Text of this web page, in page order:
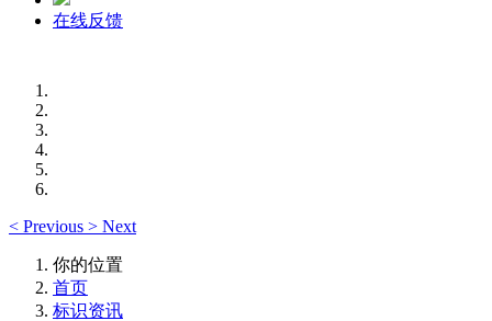
在线反馈
< Previous > Next
你的位置
首页
标识资讯